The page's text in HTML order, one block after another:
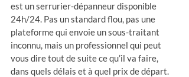
est un serrurier-dépanneur disponible
24h/24. Pas un standard flou, pas une
plateforme qui envoie un sous-traitant
inconnu, mais un professionnel qui peut
vous dire tout de suite ce qu’il va faire,
dans quels délais et à quel prix de départ.